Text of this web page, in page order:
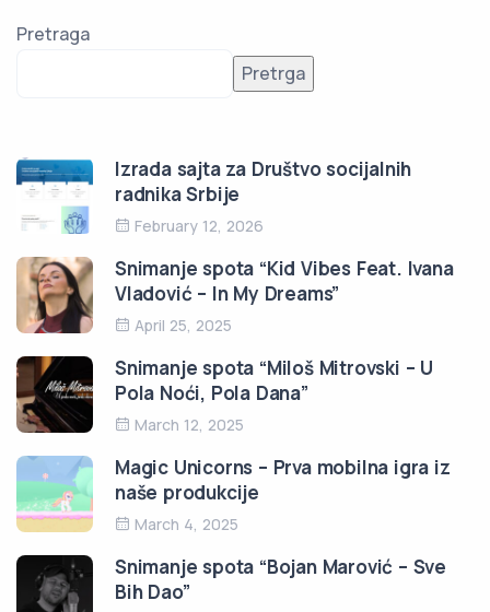
Pretraga
Pretrga
Izrada sajta za Društvo socijalnih
radnika Srbije
February 12, 2026
Snimanje spota “Kid Vibes Feat. Ivana
Vladović – In My Dreams”
April 25, 2025
Snimanje spota “Miloš Mitrovski – U
Pola Noći, Pola Dana”
March 12, 2025
Magic Unicorns – Prva mobilna igra iz
naše produkcije
March 4, 2025
Snimanje spota “Bojan Marović – Sve
Bih Dao”